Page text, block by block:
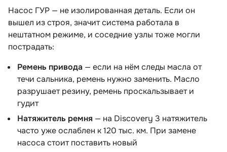
Насос ГУР — не изолированная деталь. Если он
ышел из строя, значит система работала
нештатном режиме, и соседние узлы тоже могли
пострадать:
Ремень привода — если на нём следы масла от
течи сальника, ремень нужно заменить. Масло
разрушает резину, ремень проскальзывает и
удит
Натяжитель ремня — на Discovery 3 натяжитель
часто уже ослаблен к 120 тыс. км. При замене
насоса стоит поставить новый